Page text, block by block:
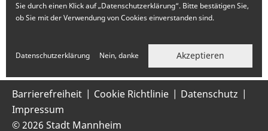
Barrierefreiheit Cookie Richtlinie
Datenschutz
Impressum
© 2026 Stadt Mannheim
Sie durch einen Klick auf „Datenschutzerklärung“. Bitte bestätigen Sie,
ob Sie mit der Verwendung von Cookies einverstanden sind.
Datenschutzerklärung Nein, danke Akzeptieren